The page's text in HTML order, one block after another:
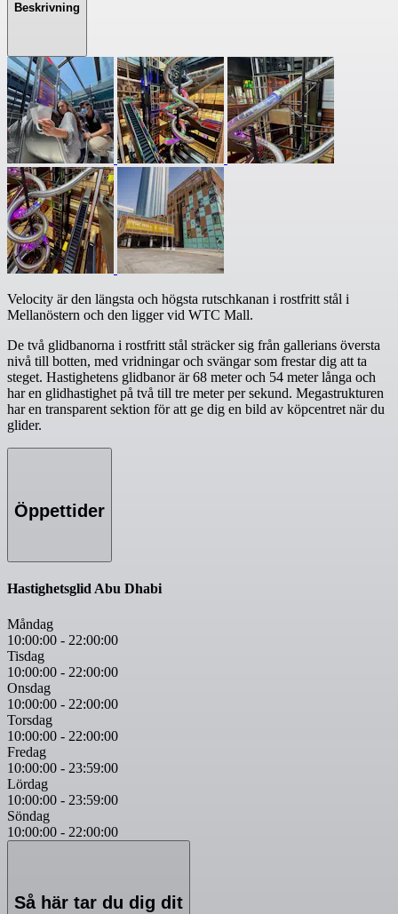
Beskrivning
Velocity är den längsta och högsta rutschkanan i rostfritt stål i
Mellanöstern och den ligger vid WTC Mall.
De två glidbanorna i rostfritt stål sträcker sig från gallerians översta
nivå till botten, med vridningar och svängar som frestar dig att ta
steget. Hastighetens glidbanor är 68 meter och 54 meter långa och
har en glidhastighet på två till tre meter per sekund. Megastrukturen
har en transparent sektion för att ge dig en bild av köpcentret när du
glider.
Öppettider
Hastighetsglid Abu Dhabi
Måndag
10:00:00 - 22:00:00
Tisdag
10:00:00 - 22:00:00
Onsdag
10:00:00 - 22:00:00
Torsdag
10:00:00 - 22:00:00
Fredag
10:00:00 - 23:59:00
Lördag
10:00:00 - 23:59:00
Söndag
10:00:00 - 22:00:00
Så här tar du dig dit